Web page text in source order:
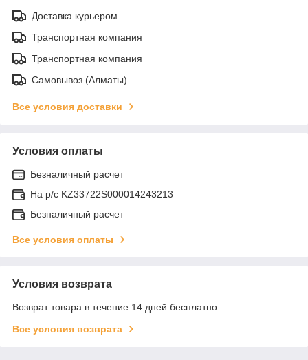
Доставка курьером
Транспортная компания
Транспортная компания
Самовывоз (Алматы)
Все условия доставки
Условия оплаты
Безналичный расчет
На р/c KZ33722S000014243213
Безналичный расчет
Все условия оплаты
Условия возврата
Возврат товара в течение 14 дней бесплатно
Все условия возврата